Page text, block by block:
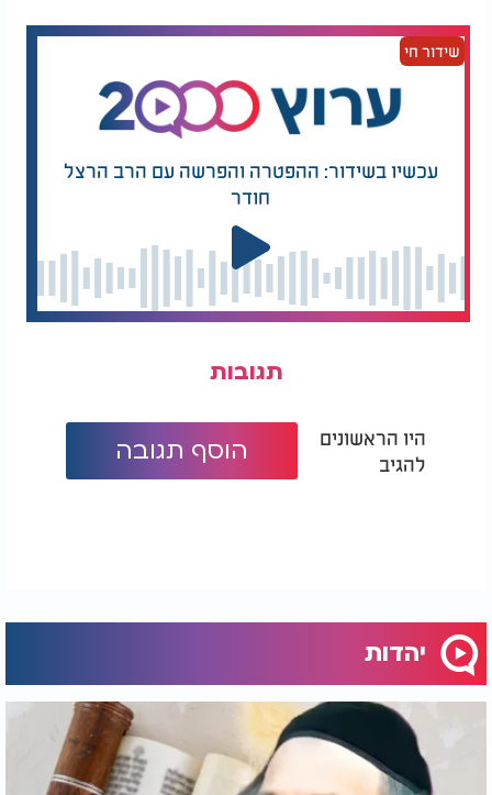
שידור חי
עכשיו בשידור: ההפטרה והפרשה עם הרב הרצל
חודר
תגובות
היו הראשונים
להגיב
הוסף תגובה
יהדות